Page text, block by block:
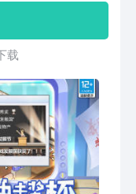
条内裤来上班，经
扰乱风纪为由抓
？还能是谁，策划
后就发誓，不做出
不以真面目示人！
那要不然你来，我
带领我们，成为全
载